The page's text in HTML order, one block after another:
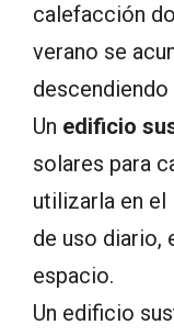
calefacción
verano se
Un edificio
solares para
utilizarla en el
de uso diario,
espacio.
Un edificio